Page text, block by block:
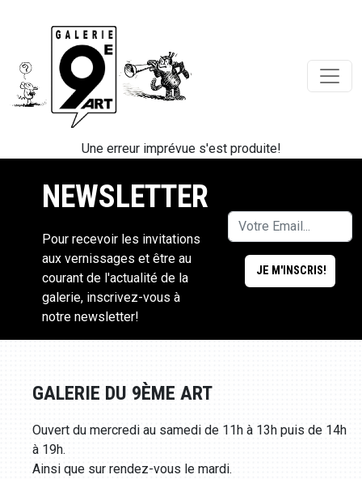
Une erreur imprévue s'est produite!
NEWSLETTER
Pour recevoir les invitations
aux vernissages et être au
courant de l'actualité de la
galerie, inscrivez-vous à
notre newsletter!
GALERIE DU 9ÈME ART
Ouvert du mercredi au samedi de 11h à 13h puis de 14h
à 19h.
Ainsi que sur rendez-vous le mardi.